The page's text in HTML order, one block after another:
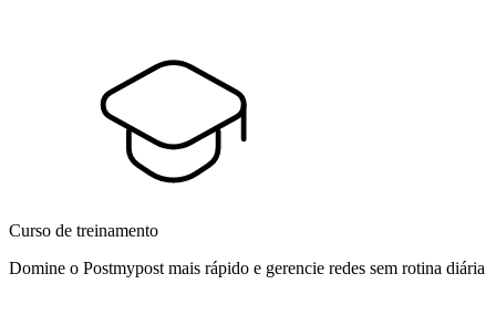
Curso de treinamento
Domine o Postmypost mais rápido e gerencie redes sem rotina diária